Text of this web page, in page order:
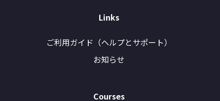
Links
ご利用ガイド（ヘルプとサポート）
お知らせ
Courses